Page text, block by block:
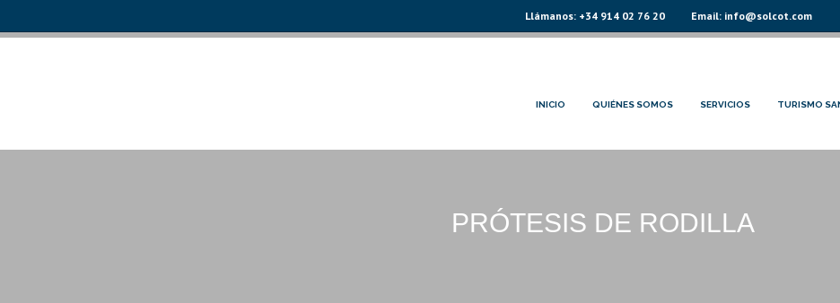
Llámanos: +34 914 02 76 20 Email: info@solcot.com
INICIO QUIÉNES SOMOS SERVICIOS TURISMO
PRÓTESIS DE RODILLA